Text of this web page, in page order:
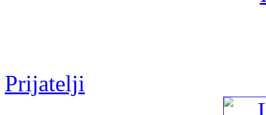
Prijatelji